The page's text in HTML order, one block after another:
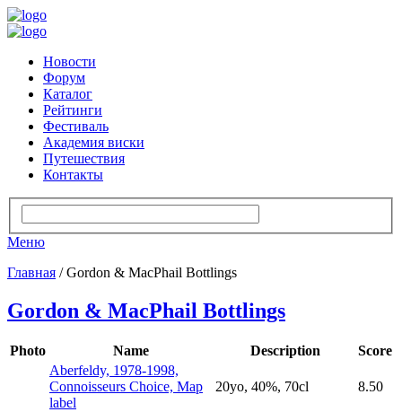
Новости
Форум
Каталог
Рейтинги
Фестиваль
Академия виски
Путешествия
Контакты
Меню
Главная / Gordon & MacPhail Bottlings
Gordon & MacPhail Bottlings
Photo Name Description
Score
Aberfeldy, 1978-1998,
Connoisseurs Choice, Map
label
20yo, 40%, 70cl 8.50